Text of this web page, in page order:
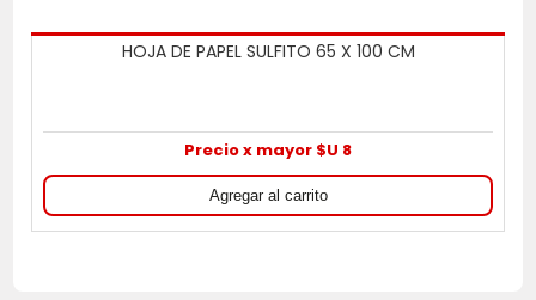
HOJA DE PAPEL SULFITO 65 X 100 CM
Precio x mayor $U 8